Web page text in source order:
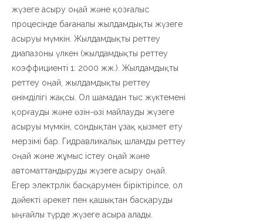
жүзеге асыру оңай және қозғалыс
процесінде бағаналы жылдамдықты жүзеге
асыруы мүмкін. Жылдамдықты реттеу
диапазоны үлкен (жылдамдықты реттеу
коэффициенті 1: 2000 жж.). Жылдамдықты
реттеу оңай, жылдамдықты реттеу
өнімділігі жақсы. Ол шамадан тыс жүктемені
қорғауды және өзін-өзі майлауды жүзеге
асыруы мүмкін, сондықтан ұзақ қызмет ету
мерзімі бар. Гидравликалық шламды реттеу
оңай және жұмыс істеу оңай және
автоматтандыруды жүзеге асыру оңай.
Егер электрлік басқарумен біріктірілсе, ол
дәйекті әрекет пен қашықтан басқаруды
ыңғайлы түрде жүзеге асыра алады.